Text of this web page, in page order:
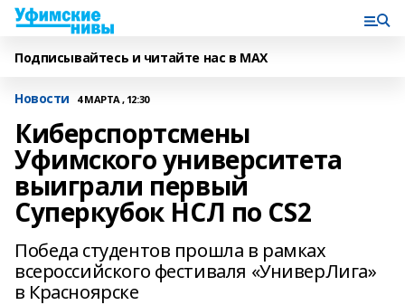
Подписывайтесь и читайте нас в MAX
Новости 4 МАРТА , 12:30
Киберспортсмены
Уфимского университета
выиграли первый
Суперкубок НСЛ по CS2
Победа студентов прошла в рамках
всероссийского фестиваля «УниверЛига»
в Красноярске